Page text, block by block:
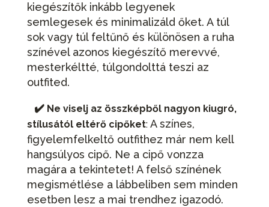
kiegészítők inkább legyenek
semlegesek és minimalizáld őket. A túl
sok vagy túl feltűnő és különösen a ruha
színével azonos kiegészítő merevvé,
mesterkéltté, túlgondolttá teszi az
outfited.
✔️ Ne viselj az összképből nagyon kiugró,
stílusától eltérő cipőket:A színes,
figyelemfelkeltő outfithez már nem kell
hangsúlyos cipő. Ne a cipő vonzza
magára a tekintetet! A felső színének
megismétlése a lábbeliben sem minden
esetben lesz a mai trendhez igazodó.